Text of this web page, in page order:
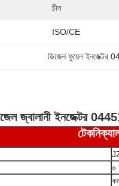
চীন
ISO/CE
ডিজেল ফুয়েল ইনজেক্টর
জ্বালানী ইনজেক্টর
৬